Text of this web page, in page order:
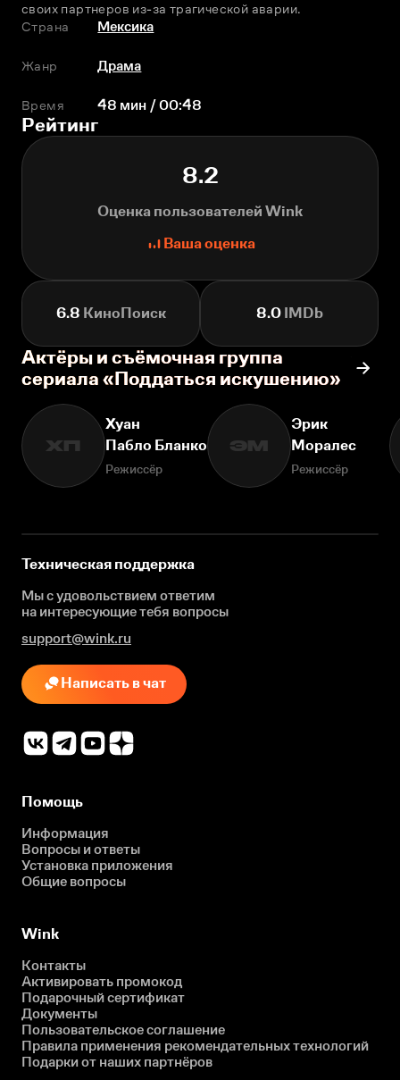
своих партнeров из-за трагической аварии.
Страна
Мексика
Жанр Драма
Время 48 мин / 00:48
Рейтинг
8.2
Оценка пользователей Wink
Ваша оценка
6.8 КиноПоиск 8.0IMDb
Актёры и съёмочная группа
сериала «Поддаться искушению»
ХП
Хуан
Пабло Бланко
Режиссёр
ЭМ
Эрик
Моралес
Режиссёр
Техническая поддержка
Мы с удовольствием ответим
на интересующиетебя вопросы
support@wink.ru
Написать в чат
Помощь
Информация
Вопросы и ответы
Установка приложения
Общие вопросы
Wink
Контакты
Активировать промокод
Подарочный сертификат
Документы
Пользовательское соглашение
Правила применения рекомендательных технологий
Подарки от наших партнёров